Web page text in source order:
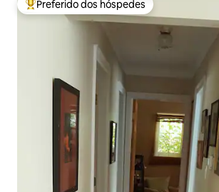
Entre os melhores preferidos dos hóspedes
Preferido dos hóspedes